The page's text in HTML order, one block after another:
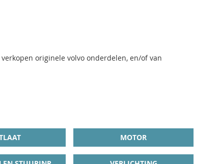
originele volvo onderdelen, en/of van
MOTOR